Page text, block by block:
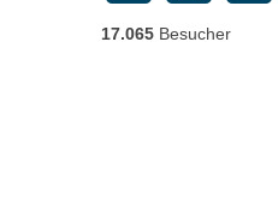
17.065 Besucher